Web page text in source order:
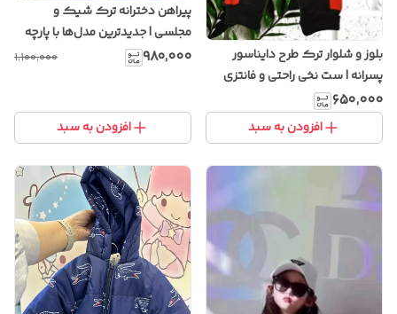
بلوز و شلوار ترک طرح دایناسور
پسرانه | ست نخی راحتی و فانتزی
کودکانه
۶۵۰٬۰۰۰
افزودن به سبد
پیراهن دخترانه ترک شیک و
مجلسی | جدیدترین مدل‌ها با پارچه
باکیفیت
۹۸۰٬۰۰۰ ۱٬۱۰۰٬۰۰۰
افزودن به سبد